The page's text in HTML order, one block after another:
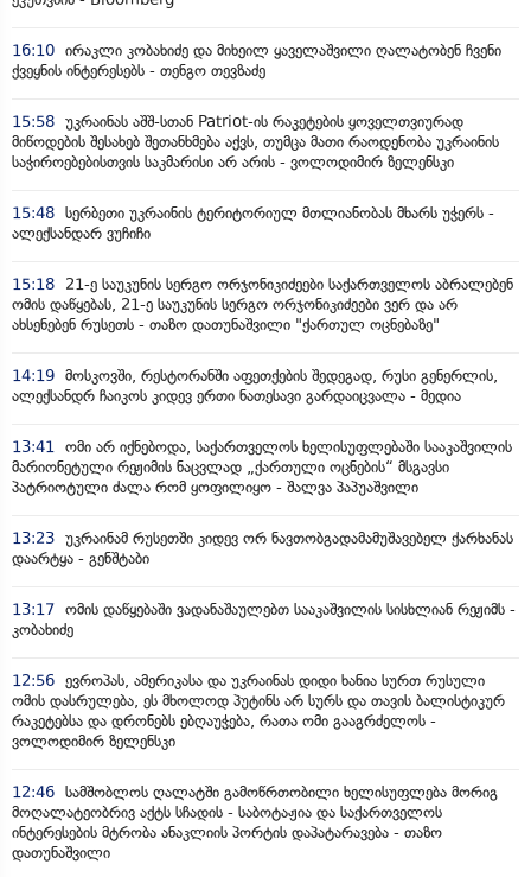
16:10 ირაკლი კობახიძე და მიხეილ ყაველაშვილი ღალატობენ ჩვენი
ქვეყნის ინტერესებს - თენგო თევზაძე
15:58 უკრაინას აშშ-სთან Patriot-ის რაკეტების ყოველთვიურად
მიწოდების შესახებ შეთანხმება აქვს, თუმცა მათი რაოდენობა უკრაინის
საჭიროებებისთვის საკმარისი არ არის - ვოლოდიმირ ზელენსკი
15:48 სერბეთი უკრაინის ტერიტორიულ მთლიანობას მხარს უჭერს -
ალექსანდარ ვუჩიჩი
15:18
21-ე საუკუნის სერგო ორჯონიკიძეები საქართველოს აბრალებენ
ომის დაწყებას, 21-ე საუკუნის სერგო ორჯონიკიძეები ვერ და არ
ახსენებენ რუსეთს - თაზო დათუნაშვილი "ქართულ ოცნებაზე"
14:19 მოსკოვში, რესტორანში აფეთქების შედეგად, რუსი გენერლის,
ალექსანდრ ჩაიკოს კიდევ ერთი ნათესავი გარდაიცვალა - მედია
13:41
ომი არ იქნებოდა, საქართველოს ხელისუფლებაში სააკაშვილის
მარიონეტული რეჟიმის ნაცვლად „ქართული ოცნების“ მსგავსი
პატრიოტული ძალა რომ ყოფილიყო - შალვა პაპუაშვილი
13:23 უკრაინამ რუსეთში კიდევ ორ ნავთობგადამამუშავებელ ქარხანას
დაარტყა - გენშტაბი
13:17 ომის დაწყებაში ვადანაშაულებთ სააკაშვილის სისხლიან რეჟიმს -
კობახიძე
12:56 ევროპას, ამერიკასა და უკრაინას დიდი ხანია სურთ რუსული
ომის დასრულება, ეს მხოლოდ პუტინს არ სურს და თავის ბალისტიკურ
რაკეტებსა და დრონებს ებღაუჭება, რათა ომი გააგრძელოს -
ვოლოდიმირ ზელენსკი
12:46 სამშობლოს ღალატში გამოწრთობილი ხელისუფლება მორიგ
მოღალატეობრივ აქტს სჩადის - საბოტაჟია და საქართველოს
ინტერესების მტრობა ანაკლიის პორტის დაპატარავება - თაზო
დათუნაშვილი